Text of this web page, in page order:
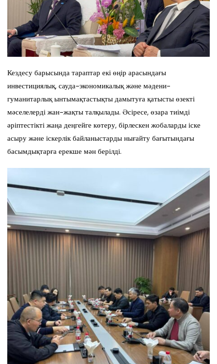
Кездесу барысында тараптар екі өңір арасындағы
инвестициялық, сауда-экономикалық және мәдени-
гуманитарлық ынтымақтастықты дамытуға қатысты өзекті
мәселелерді жан-жақты талқылады. Әсіресе, өзара тиімді
әріптестікті жаңа деңгейге көтеру, бірлескен жобаларды іске
асыру және іскерлік байланыстарды нығайту бағытындағы
басымдықтарға ерекше мән берілді.